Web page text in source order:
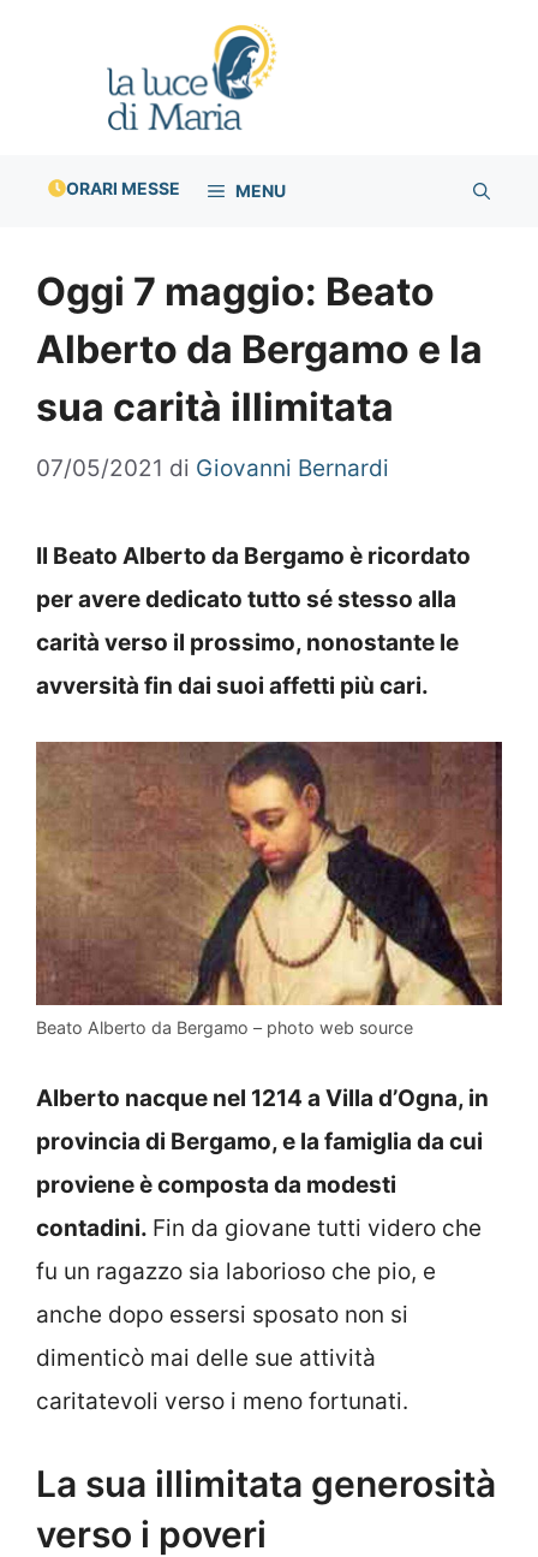
ORARI MESSE MENU
Oggi 7 maggio: Beato
Alberto da Bergamo e la
sua carità illimitata
07/05/2021 di Giovanni Bernardi
Il Beato Alberto da Bergamo è ricordato
per avere dedicato tutto sé stesso alla
carità verso il prossimo, nonostante le
avversità fin dai suoi affetti più cari.
Beato Alberto da Bergamo – photo web source
Alberto nacque nel 1214 a Villa d’Ogna, in
provincia di Bergamo, e la famiglia da cui
proviene è composta da modesti
contadini. Fin da giovane tutti videro che
fu un ragazzo sia laborioso che pio, e
anche dopo essersi sposato non si
dimenticò mai delle sue attività
caritatevoli verso i meno fortunati.
La sua illimitata generosità
verso i poveri